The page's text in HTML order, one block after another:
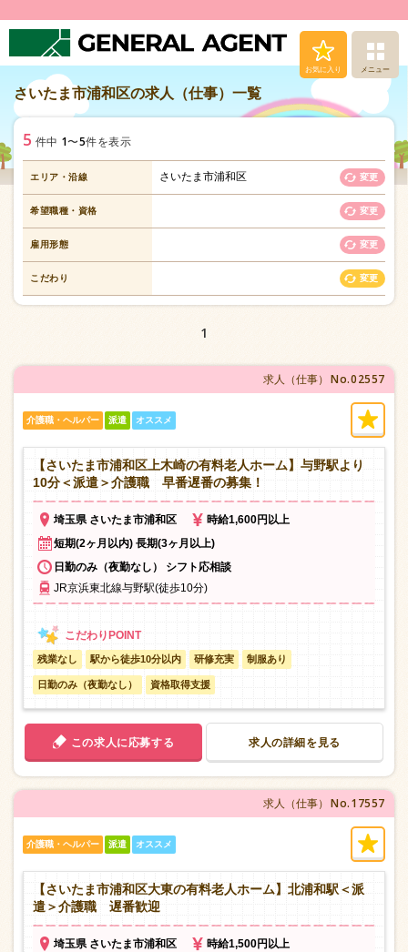
お気に入り メニュー
求人（仕事）検索
転職支援サービス
安心の福利厚生
お問い合わせ
さいたま市浦和区の求人（仕事）一覧
5 件中 1〜5件を表示
エリア・沿線 さいたま市浦和区 変更
希望職種・資格 変更
雇用形態 変更
こだわり 変更
1
求人（仕事） No.02557
介護職・ヘルパー 派遣 オススメ
【さいたま市浦和区上木崎の有料老人ホーム】与野駅より
10分＜派遣＞介護職 早番遅番の募集！
埼玉県 さいたま市浦和区
時給1,600円以上
短期(2ヶ月以内) 長期(3ヶ月以上)
日勤のみ（夜勤なし） シフト応相談
JR京浜東北線与野駅(徒歩10分)
残業なし 駅から徒歩10分以内 研修充実 制服あり
日勤のみ（夜勤なし） 資格取得支援
この求人に応募する 求人の詳細を見る
求人（仕事） No.17557
介護職・ヘルパー 派遣 オススメ
【さいたま市浦和区大東の有料老人ホーム】北浦和駅＜派
遣＞介護職 遅番歓迎
埼玉県 さいたま市浦和区
時給1,500円以上